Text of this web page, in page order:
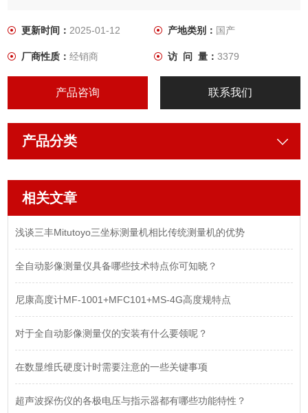
德国的“诀窍"说明它在工艺技术及精度方面，具有磁性覆层测厚
更新时间：2025-01-12 产地类别： 国产
厂商性质：经销商 访 问 量： 3379
产品咨询 联系我们
产品分类
相关文章
浅谈三丰Mitutoyo三坐标测量机相比传统测量机的优势
全自动影像测量仪具备哪些技术特点你可知晓？
尼康高度计MF-1001+MFC101+MS-4G高度规特点
对于全自动影像测量仪的安装有什么要领呢？
在数显维氏硬度计时需要注意的一些关键事项
超声波探伤仪的各极电压与指示器都有哪些功能特性？